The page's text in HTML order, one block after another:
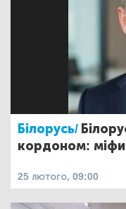
Білорусь/
кордоном:
25 лютого, 09:00